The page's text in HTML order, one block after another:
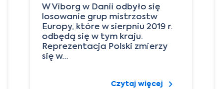
W Viborg w Danii odbyło się
losowanie grup mistrzostw
Europy, które w sierpniu 2019 r.
odbędą się w tym kraju.
Reprezentacja Polski zmierzy
się w…
Czytaj więcej